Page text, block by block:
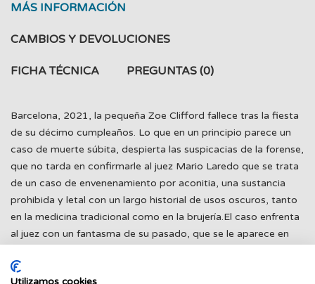
MÁS INFORMACIÓN
CAMBIOS Y DEVOLUCIONES
FICHA TÉCNICA PREGUNTAS (0)
Barcelona, 2021, la pequeña Zoe Clifford fallece tras la fiesta
de su décimo cumpleaños. Lo que en un principio parece un
caso de muerte súbita, despierta las suspicacias de la forense,
que no tarda en confirmarle al juez Mario Laredo que se trata
de un caso de envenenamiento por aconitia, una sustancia
prohibida y letal con un largo historial de usos oscuros, tanto
en la medicina tradicional como en la brujería.El caso enfrenta
al juez con un fantasma de su pasado, que se le aparece en
contará con la ayuda de Virginia, una fiscal a la que lo une
Utilizamos cookies